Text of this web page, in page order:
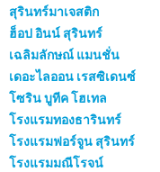
สุรินทร์มาเจสติก
ฮ็อป อินน์ สุรินทร์
เฉลิมลักษณ์ แมนชั่น
เดอะไลออน เรสซิเดนซ์
โซริน บูทีค โฮเทล
โรงแรมทองธารินทร์
โรงแรมฟอร์จูน สุรินทร์
โรงแรมมณีโรจน์